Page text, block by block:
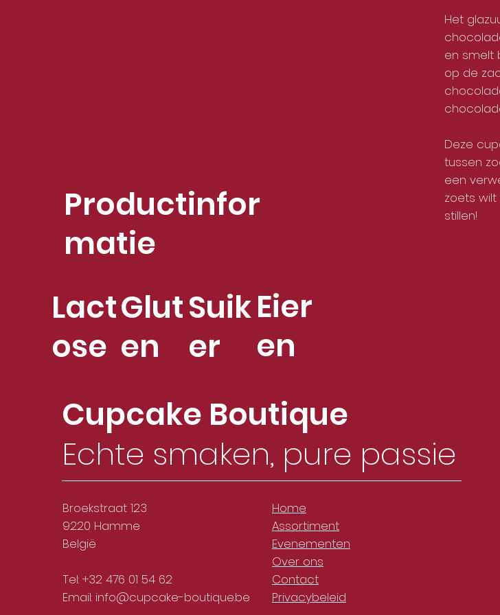
Productinfor
matie
Lact
ose
Glut
en
Suik
er
Eier
en
Het
en smelt
op de
Deze
tussen
een
zoets
stillen!
Cupcake Boutique
Echte smaken, pure passie
Broekstraat 123
9220 Hamme
België
Tel: +32 476 01 54 62
Email: info@cupcake-boutique.be
Home
Assortiment
Evenementen
Over ons
Contact
Privacybeleid